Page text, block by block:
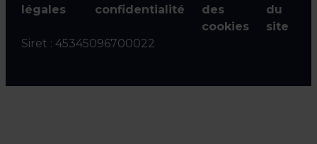
légales
confidentialité
des
cookies
du
site
Siret : 45345096700022